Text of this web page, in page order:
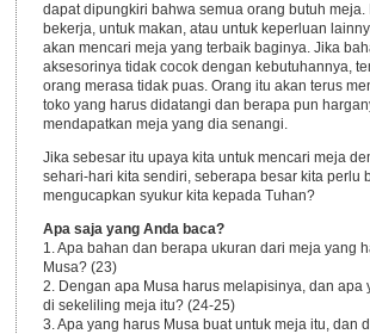
dapat dipungkiri bahwa semua orang butuh meja.
bekerja, untuk makan, atau untuk keperluan
akan mencari meja yang terbaik baginya. Jika
aksesorinya tidak cocok dengan kebutuhannya,
orang merasa tidak puas. Orang itu akan terus
toko yang harus didatangi dan berapa pun
mendapatkan meja yang dia senangi.
Jika sebesar itu upaya kita untuk mencari meja
sehari-hari kita sendiri, seberapa besar kita perlu
mengucapkan syukur kita kepada Tuhan?
Apa saja yang Anda baca?
1. Apa bahan dan berapa ukuran dari meja yang
Musa? (23)
2. Dengan apa Musa harus melapisinya, dan apa
di sekeliling meja itu? (24-25)
3. Apa yang harus Musa buat untuk meja itu, dan